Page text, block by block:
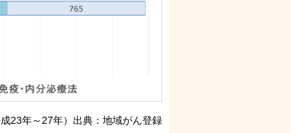
23年～27年）出典：地域がん登録